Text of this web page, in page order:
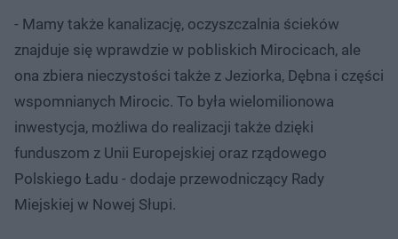
- Mamy także kanalizację, oczyszczalnia ścieków
znajduje się wprawdzie w pobliskich Mirocicach, ale
ona zbiera nieczystości także z Jeziorka, Dębna i części
wspomnianych Mirocic. To była wielomilionowa
inwestycja, możliwa do realizacji także dzięki
funduszom z Unii Europejskiej oraz rządowego
Polskiego Ładu - dodaje przewodniczący Rady
Miejskiej w Nowej Słupi.